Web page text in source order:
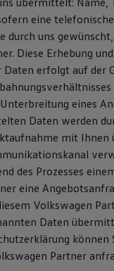
eine telefonische
durch uns
Diese Erhebung und
erfolgt auf der
eines
Daten werden
mit Ihnen
des Prozesses
eine
Volkswagen
Daten
können
Partner